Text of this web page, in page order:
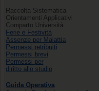
Raccolta Sistematica
Orientamenti Applicativi
Comparto Università
Ferie e Festività
Assenze per Malattia
Permessi retribuiti
Permessi brevi
Permessi per
diritto allo studio
Guida Operativa